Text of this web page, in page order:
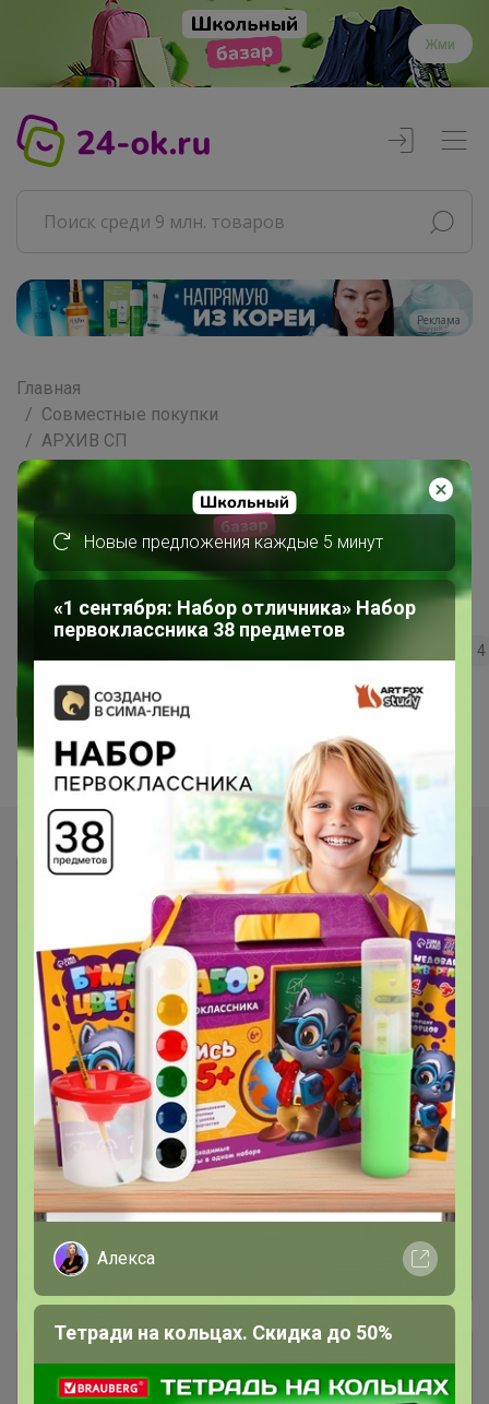
Жми
Реклама
Главная
Совместные покупки
АРХИВ СП
Продукты
ПОСЛЕДНИЙ ВЫКУП!!! "Сыры,
сливки по сказочной цене!"
РАСПРОДАЖА!
4
Ответить
Показаны записи 1-7 из 7.
завершен
Новые предложения каждые 5 минут
«1 сентября: Набор отличника» Набор
первоклассника 38 предметов
Алекса
Тетради на кольцах. Скидка до 50%